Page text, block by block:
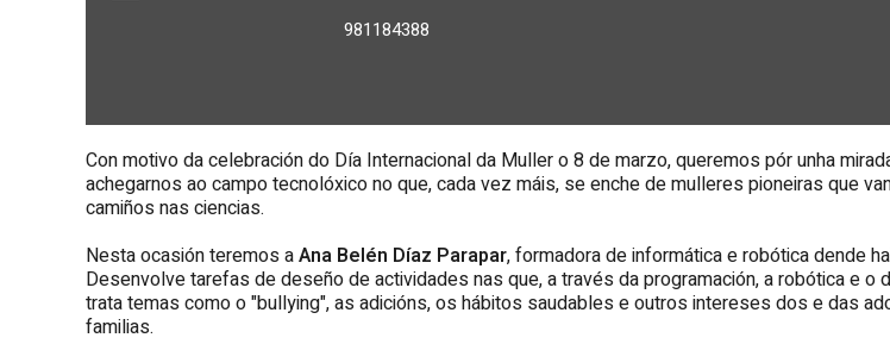
981184388
Con motivo da celebración do Día Internacional da Muller o 8 de marzo, queremos pór unha
achegarnos ao campo tecnolóxico no que, cada vez máis, se enche de mulleres pioneiras que
camiños nas ciencias.
Nesta ocasión teremos aAna Belén Díaz Parapar, formadora de informática e robótica dende
Desenvolve tarefas de deseño de actividades nas que, a través da programación, a robótica e o
trata temas como o "bullying", as adicións, os hábitos saudables e outros intereses dos e das
familias.